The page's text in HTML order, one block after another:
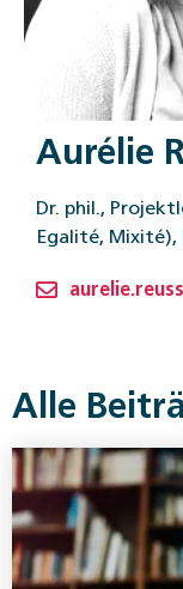
Aurélie
Dr. phil.,
Egalité, Mixité),
Alle